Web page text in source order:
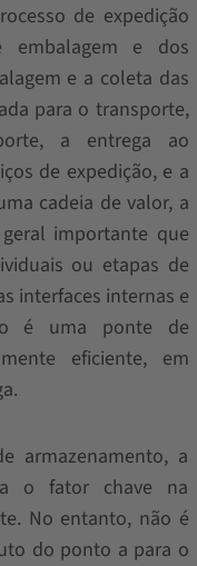
de expedição
e dos
e a coleta das
para o transporte,
a entrega ao
de expedição, e a
cadeia de valor, a
importante que
ou etapas de
interfaces internas e
é uma ponte de
eficiente, em
armazenamento, a
o fator chave na
No entanto, não é
do ponto a para o